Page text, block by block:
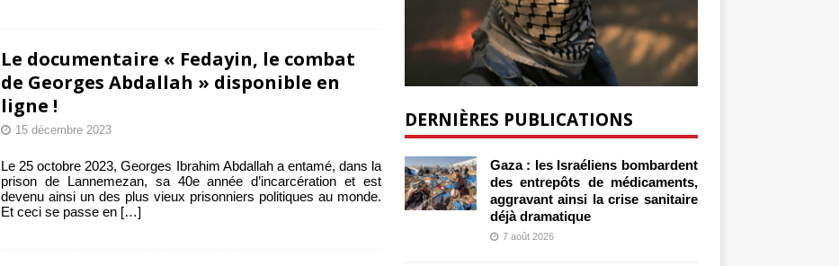
Le documentaire « Fedayin, le combat
de Georges Abdallah » disponible en
ligne !
15 décembre 2023
Le 25 octobre 2023, Georges Ibrahim Abdallah a entamé, dans la
prison de Lannemezan, sa 40e année d’incarcération et est
devenu ainsi un des plus vieux prisonniers politiques au monde.
Et ceci se passe en […]
DERNIÈRES PUBLICATIONS
Gaza : les Israéliens bombardent
des entrepôts de médicaments,
aggravant ainsi la crise sanitaire
déjà dramatique
7 août 2026